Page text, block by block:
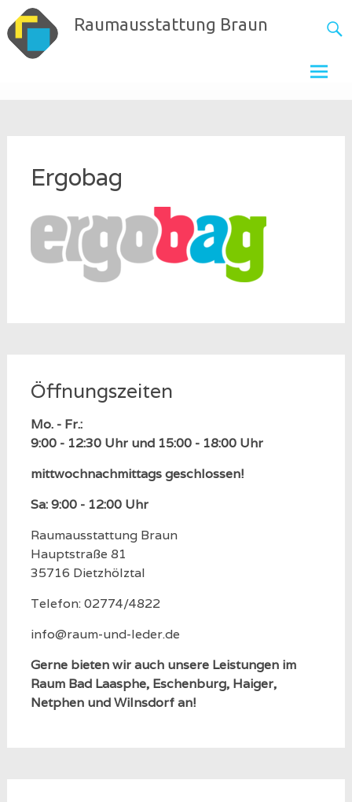
Skip
to
content
Raumausstattung Braun
Ergobag
Öffnungszeiten
Mo. - Fr.:
9:00 - 12:30 Uhr und 15:00 - 18:00 Uhr
mittwochnachmittags geschlossen!
Sa: 9:00 - 12:00 Uhr
Raumausstattung Braun
Hauptstraße 81
35716 Dietzhölztal
Telefon: 02774/4822
info@raum-und-leder.de
Gerne bieten wir auch unsere Leistungen im
Raum Bad Laasphe, Eschenburg, Haiger,
Netphen und Wilnsdorf an!